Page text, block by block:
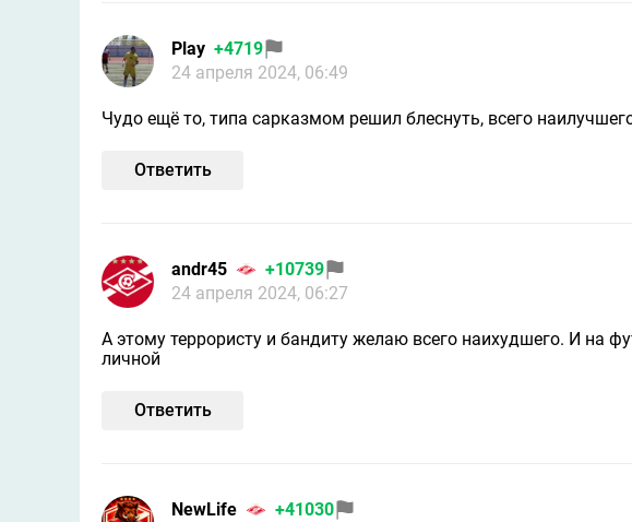
Play +4719
24 апреля 2024, 06:49
Чудо ещё то, типа сарказмом решил блеснуть, всего
Ответить
andr45
+10739
24 апреля 2024, 06:27
А этому террористу и бандиту желаю всего наихудшего. И на
личной
Ответить
NewLife
+41030